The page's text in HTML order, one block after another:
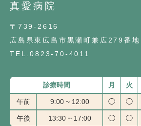
真愛病院
〒739-2616
広島県東広島市黒瀬町兼広279番地
TEL:0823-70-4011
診療時間 月 火
午前 9:00 ~ 12:00 ◯ ◯
午後 13:30 ~ 17:00 ◯ ◯